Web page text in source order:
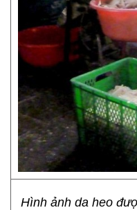
Hình ảnh da heo